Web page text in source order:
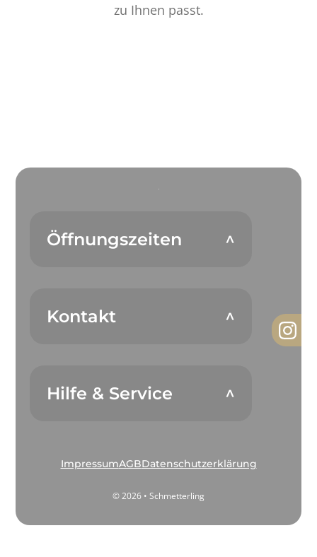
zu Ihnen passt.
Öffnungszeiten
Kontakt
Hilfe & Service
ImpressumAGBDatenschutzerklärung
© 2026 • Schmetterling